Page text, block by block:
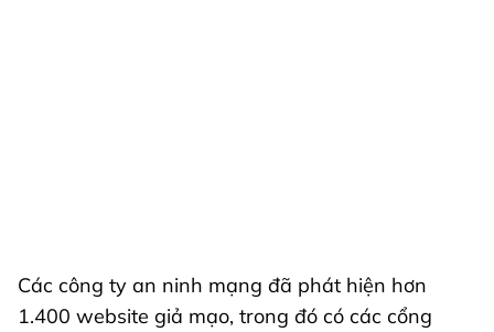
Các công ty an ninh mạng đã phát hiện hơn
1.400 website giả mạo, trong đó có các cổng